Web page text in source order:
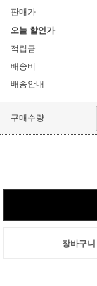
판매가
오늘 할인가
적립금
배송비
배송안내
구매수량
장바구니